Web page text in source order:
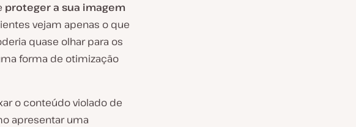
proteger a sua imagem
vejam apenas o que
quase olhar para os
forma de otimização
o conteúdo violado de
apresentar uma